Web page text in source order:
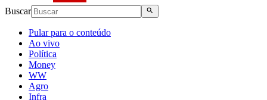
Buscar
Pular para o conteúdo
Ao vivo
Política
Money
WW
Agro
Infra